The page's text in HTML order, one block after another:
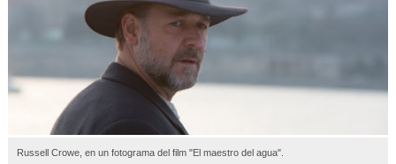
Russell Crowe, en un fotograma del film "El maestro del agua".